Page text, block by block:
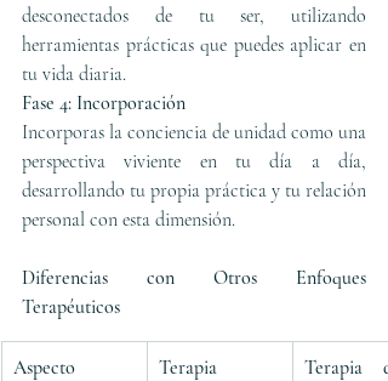
desconectados de tu ser, utilizando
herramientas prácticas que puedes aplicar en
tu vida diaria.
Fase 4: Incorporación
Incorporas la conciencia de unidad como una
perspectiva viviente en tu día a día,
desarrollando tu propia práctica y tu relación
personal con esta dimensión.
Diferencias con Otros Enfoques
Terapéuticos
Aspecto
Terapia
Terapia